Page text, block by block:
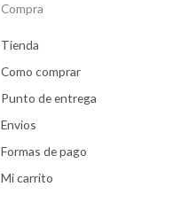
Compra
Tienda
Como comprar
Punto de entrega
Envios
Formas de pago
Mi carrito